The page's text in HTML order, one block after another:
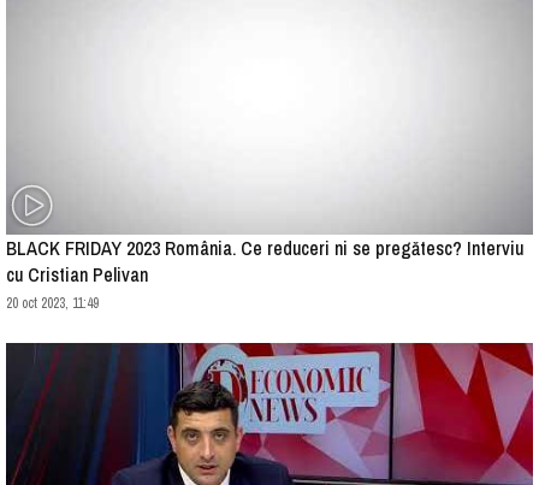
BLACK FRIDAY 2023 România. Ce reduceri ni se pregătesc? Interviu
cu Cristian Pelivan
20 oct 2023, 11:49